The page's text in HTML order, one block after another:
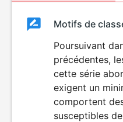
ClassementClassement
Motifs de
Poursuivant
précédentes,
cette série
exigent un
comportent
susceptibles